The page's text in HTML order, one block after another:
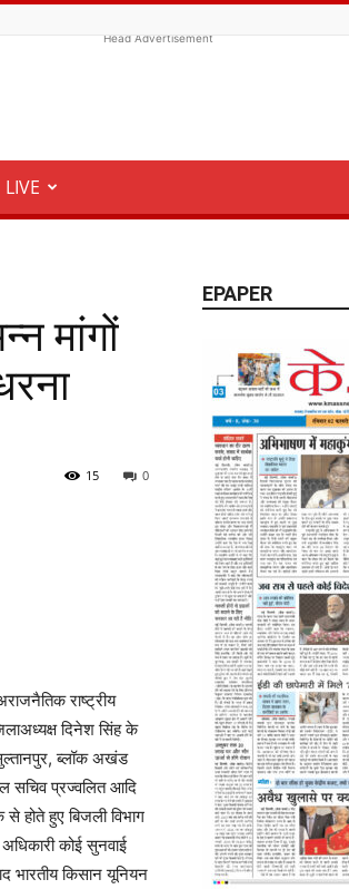
Head Advertisement
LIVE
मांगों
0
15
राष्ट्रीय
दिनेश सिंह के
सुल्तानपुर, ब्लॉक अखंड
सचिव प्रज्वलित आदि
होते हुए बिजली विभाग
कोई सुनवाई
भारतीय किसान यूनियन
EPAPER